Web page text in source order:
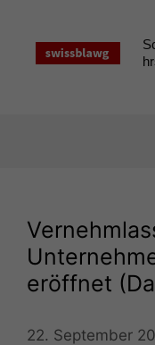
springen
eröffnet
22. September